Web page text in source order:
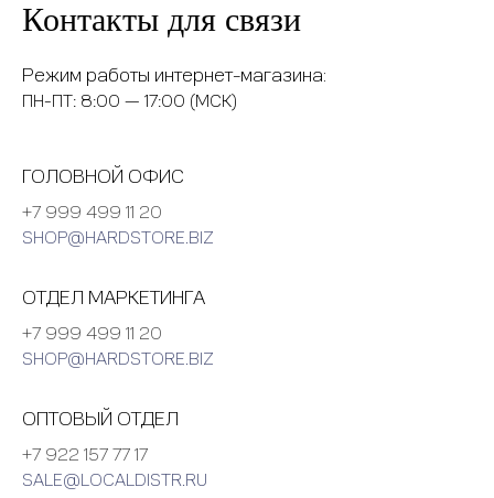
Контакты для связи
Режим работы интернет-магазина:
ПН-ПТ: 8:00 — 17:00 (МСК)
ГОЛОВНОЙ ОФИС
+7 999 499 11 20
SHOP@HARDSTORE.BIZ
ОТДЕЛ МАРКЕТИНГА
+7 999 499 11 20
SHOP@HARDSTORE.BIZ
ОПТОВЫЙ ОТДЕЛ
+7 922 157 77 17
SALE@LOCALDISTR.RU